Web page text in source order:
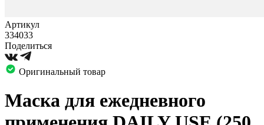
Артикул
334033
Поделиться
Оригинальный товар
Маска для ежедневного